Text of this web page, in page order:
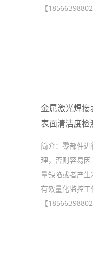
【
金属激光焊
表面清洁度检
简介： 零部件
理，否则容易
量缺陷或者产
有效量化监控
【